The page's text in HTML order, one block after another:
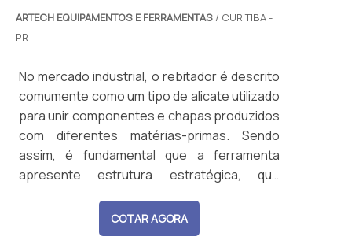
ARTECH EQUIPAMENTOS E FERRAMENTAS / CURITIBA -
PR
No mercado industrial, o rebitador é descrito
comumente como um tipo de alicate utilizado
para unir componentes e chapas produzidos
com diferentes matérias-primas. Sendo
assim, é fundamental que a ferramenta
apresente estrutura estratégica, que
simplicidade e segurança.DIVERSOS
SETORES SE BENEFICIAM DA FERRAMENTAAo
COTAR AGORA